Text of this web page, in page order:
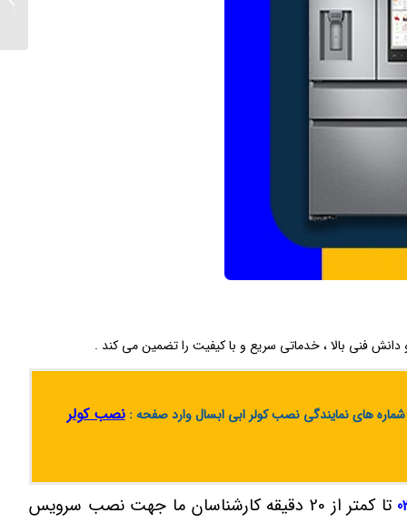
فنی بالا ، خدماتی سریع و با کیفیت را تضمین می ‌کند .
های نمایندگی نصب کولر ابی ابسال وارد صفحه :نصب کولر
تا کمتر از 20 دقیقه کارشناسان ما جهت نصب سرویس